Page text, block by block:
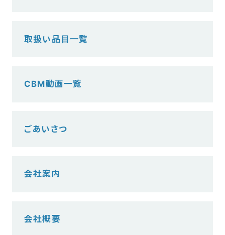
取扱い品目一覧
CBM動画一覧
ごあいさつ
会社案内
会社概要